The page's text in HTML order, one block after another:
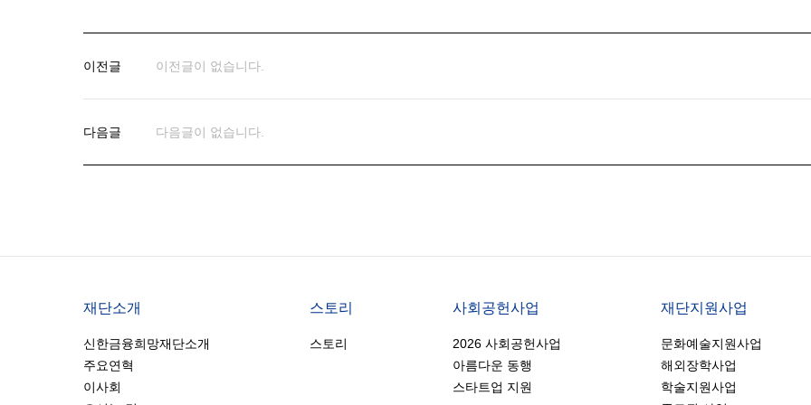
이전글 이전글이 없습니다.
다음글 다음글이 없습니다.
재단소개
신한금융희망재단소개
주요연혁
이사회
스토리
스토리
사회공헌사업
2026 사회공헌사업
아름다운 동행
스타트업 지원
재단지원사업
문화예술지원사업
해외장학사업
학술지원사업